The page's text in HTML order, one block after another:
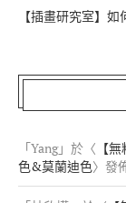
【插畫研究室】
「Yang」於〈 【
色&莫蘭迪色〉發